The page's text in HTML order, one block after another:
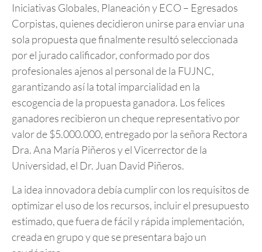
Iniciativas Globales, Planeación y ECO – Egresados
Corpistas, quienes decidieron unirse para enviar una
sola propuesta que finalmente resultó seleccionada
por el jurado calificador, conformado por dos
profesionales ajenos al personal de la FUJNC,
garantizando así la total imparcialidad en la
escogencia de la propuesta ganadora. Los felices
ganadores recibieron un cheque representativo por
valor de $5.000.000, entregado por la señora Rectora
Dra. Ana María Piñeros y el Vicerrector de la
Universidad, el Dr. Juan David Piñeros.
La idea innovadora debía cumplir con los requisitos de
optimizar el uso de los recursos, incluir el presupuesto
estimado, que fuera de fácil y rápida implementación,
creada en grupo y que se presentara bajo un